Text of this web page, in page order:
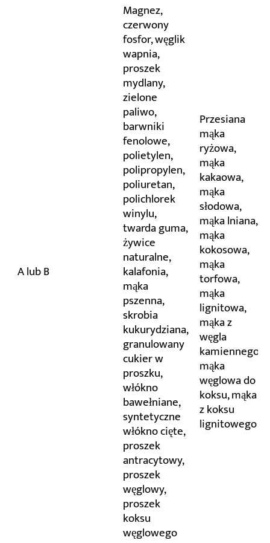
A lub B
Magnez,
czerwony
fosfor, węglik
wapnia,
proszek
mydlany,
zielone
paliwo,
barwniki
fenolowe,
polietylen,
polipropylen,
poliuretan,
polichlorek
winylu,
twarda guma,
żywice
naturalne,
kalafonia,
mąka
pszenna,
skrobia
kukurydziana,
granulowany
cukier w
proszku,
włókno
bawełniane,
syntetyczne
włókno cięte,
proszek
antracytowy,
proszek
węglowy,
proszek
koksu
węglowego
Przesiana
mąka
ryżowa,
mąka
kakaowa,
mąka
słodowa,
mąka lniana,
mąka
kokosowa,
mąka
torfowa,
mąka
lignitowa,
mąka z
węgla
kamiennego,
mąka
węglowa do
koksu, mąka
z koksu
lignitowego